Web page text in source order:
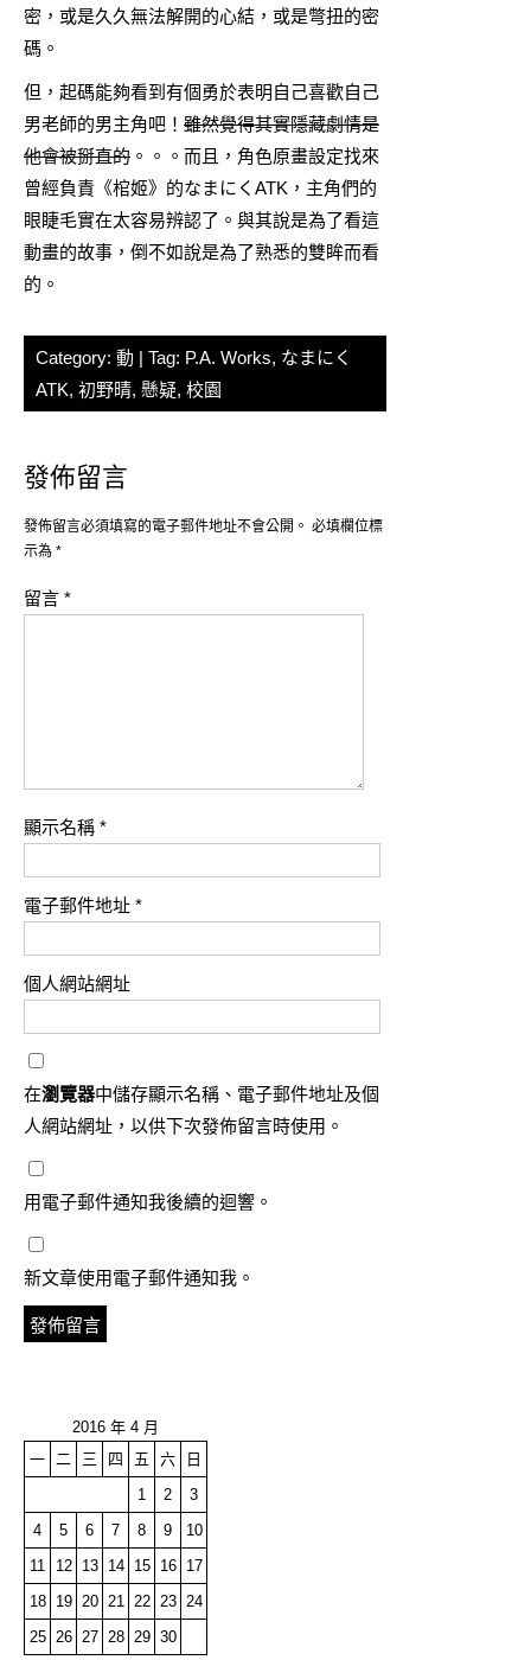
密，或是久久無法解開的心結，或是彆扭的密
碼。
但，起碼能夠看到有個勇於表明自己喜歡自己
男老師的男主角吧！ 雖然覺得其實隱藏劇情是
他會被掰直的 。。。而且，角色原畫設定找來
曾經負責 《棺姬》 的なまにくATK，主角們的
眼睫毛實在太容易辨認了。與其說是為了看這
動畫的故事，倒不如說是為了熟悉的雙眸而看
的。
Category: 動 | Tag: P.A. Works, なまにく
ATK, 初野晴, 懸疑, 校園
發佈留言
發佈留言必須填寫的電子郵件地址不會公開。 必填欄位標
示為 *
留言 *
顯示名稱 *
電子郵件地址 *
個人網站網址
在瀏覽器中儲存顯示名稱、電子郵件地址及個
人網站網址，以供下次發佈留言時使用。
用電子郵件通知我後續的迴響。
新文章使用電子郵件通知我。
2016 年 4 月
一
二 三 四 五 六
日
1
2
3
4
5 6 7 8 9
10
11
12 13 14 15 16
17
18
19 20 21 22 23
24
25
26 27 28 29 30